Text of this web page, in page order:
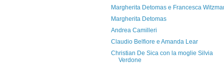
Margherita Detomas e Francesca
Margherita Detomas
Andrea Camilleri
Claudio Belfiore e Amanda Lear
Christian De Sica con la moglie Silvia
Verdone